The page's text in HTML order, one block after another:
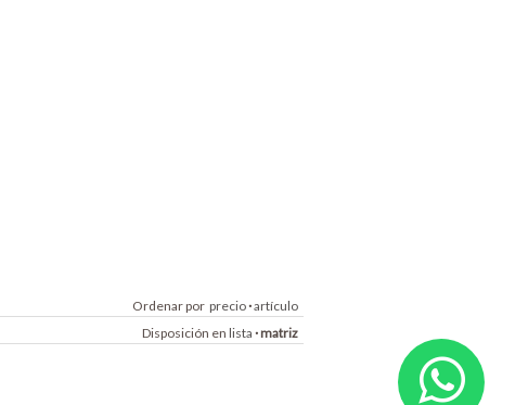
Ordenar por precio·artículo
Disposición en lista ·matriz